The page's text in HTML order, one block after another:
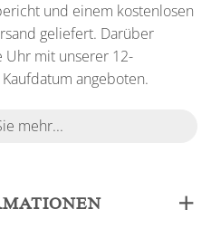
und einem kostenlosen
geliefert. Darüber
Uhr mit unserer 12-
angeboten.
mehr...